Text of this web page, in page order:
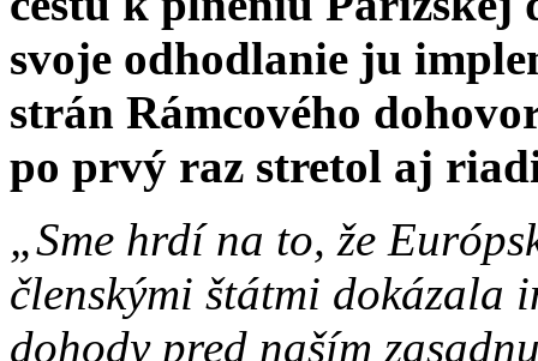
svoje odhodlanie ju
strán Rámcového
po prvý raz stretol aj
„Sme hrdí na to, že
členskými štátmi
dohody pred naším